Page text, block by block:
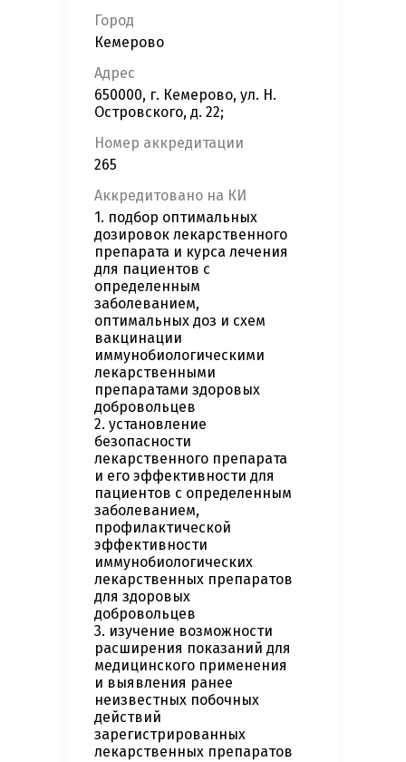
Город
Кемерово
Адрес
650000, г. Кемерово, ул. Н.
Островского, д. 22;
Номер аккредитации
265
Аккредитовано на КИ
1. подбор оптимальных
дозировок лекарственного
препарата и курса лечения
для пациентов с
определенным
заболеванием,
оптимальных доз и схем
вакцинации
иммунобиологическими
лекарственными
препаратами здоровых
добровольцев
2. установление
безопасности
лекарственного препарата
и его эффективности для
пациентов с определенным
заболеванием,
профилактической
эффективности
иммунобиологических
лекарственных препаратов
для здоровых
добровольцев
3. изучение возможности
расширения показаний для
медицинского применения
и выявления ранее
неизвестных побочных
действий
зарегистрированных
лекарственных препаратов